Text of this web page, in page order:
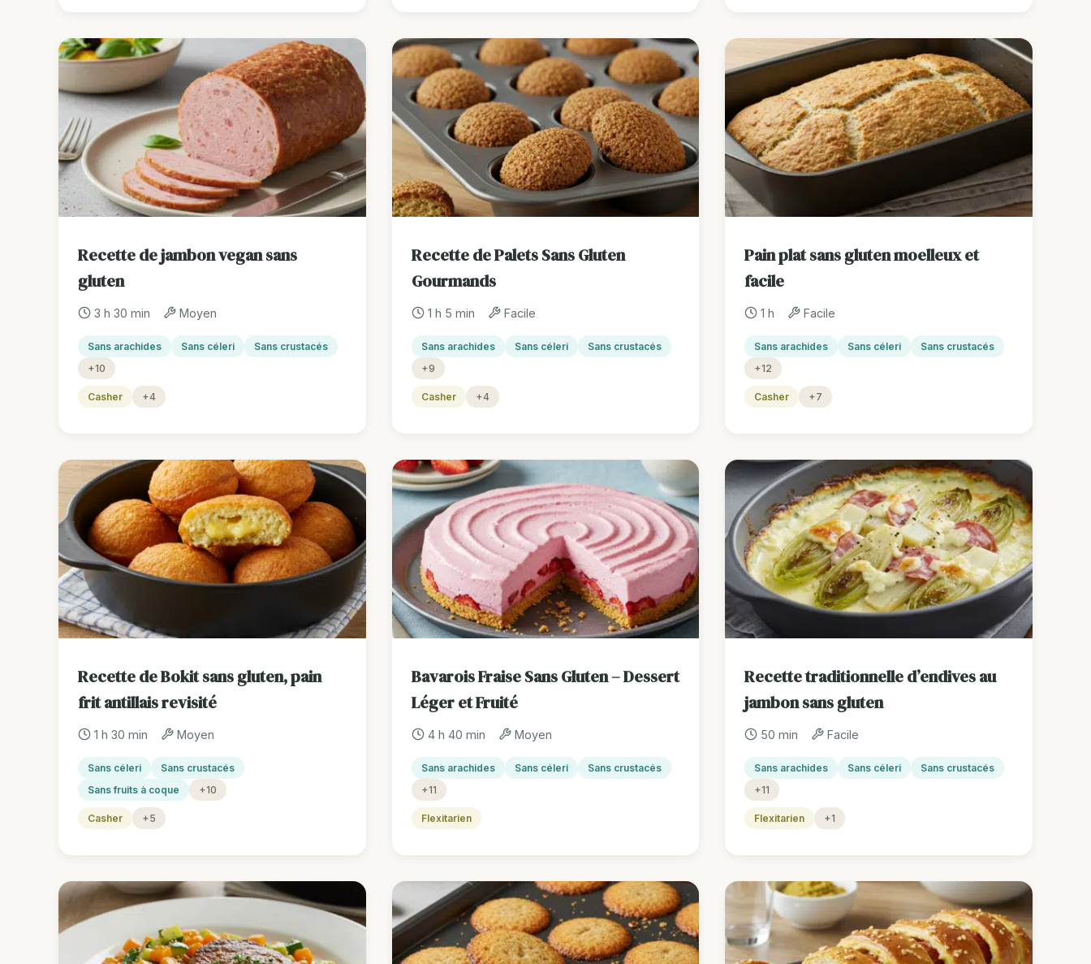
Recette de jambon vegan sans
gluten
3 h 30 min Moyen
Sans arachides Sans céleri
Sans crustacés
+10
Casher +4
Recette de Palets Sans Gluten
Gourmands
1 h 5 min Facile
Sans arachides Sans céleri
Sans crustacés
+9
Casher +4
Pain plat sans gluten moelleux et
facile
1 h Facile
Sans arachides Sans céleri
Sans crustacés
+12
Casher +7
Recette de Bokit sans gluten, pain
frit antillais revisité
1 h 30 min Moyen
Sans céleri
Sans crustacés
Sans fruits à coque
+10
Casher +5
Bavarois Fraise Sans Gluten – Dessert
Léger et Fruité
4 h 40 min Moyen
Sans arachides Sans céleri
Sans crustacés
+11
Flexitarien
Recette traditionnelle d’endives au
jambon sans gluten
50 min Facile
Sans arachides Sans céleri
Sans crustacés
+11
Flexitarien +1